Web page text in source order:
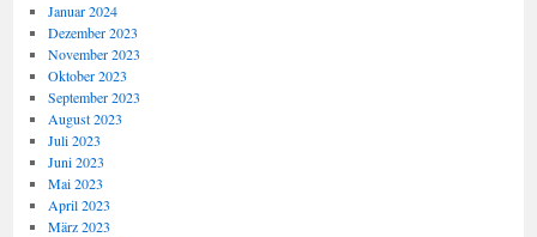
Januar 2024
Dezember 2023
November 2023
Oktober 2023
September 2023
August 2023
Juli 2023
Juni 2023
Mai 2023
April 2023
März 2023